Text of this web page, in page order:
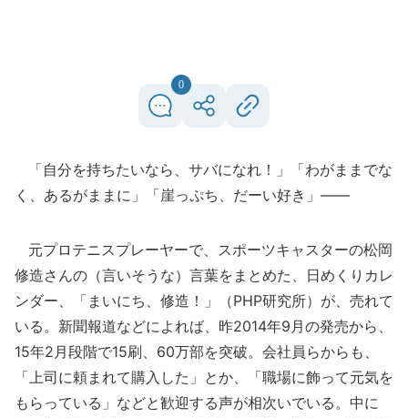
0
「自分を持ちたいなら、サバになれ！」「わがままでな
く、あるがままに」「崖っぷち、だーい好き」――
元プロテニスプレーヤーで、スポーツキャスターの松岡
修造さんの（言いそうな）言葉をまとめた、日めくりカレ
ンダー、「まいにち、修造！」（PHP研究所）が、売れて
いる。新聞報道などによれば、昨2014年9月の発売から、
15年2月段階で15刷、60万部を突破。会社員らからも、
「上司に頼まれて購入した」とか、「職場に飾って元気を
もらっている」などと歓迎する声が相次いでいる。中に